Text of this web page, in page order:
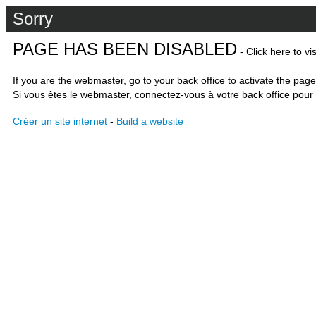
Sorry
PAGE HAS BEEN DISABLED - Click here to
If you are the webmaster, go to your back office to activate the
Si vous êtes le webmaster, connectez-vous à votre back office
Créer un site internet - Build a website